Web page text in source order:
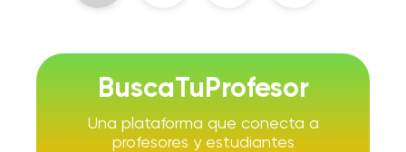
BuscaTuProfesor
Una plataforma que conecta a
profesores y estudiantes